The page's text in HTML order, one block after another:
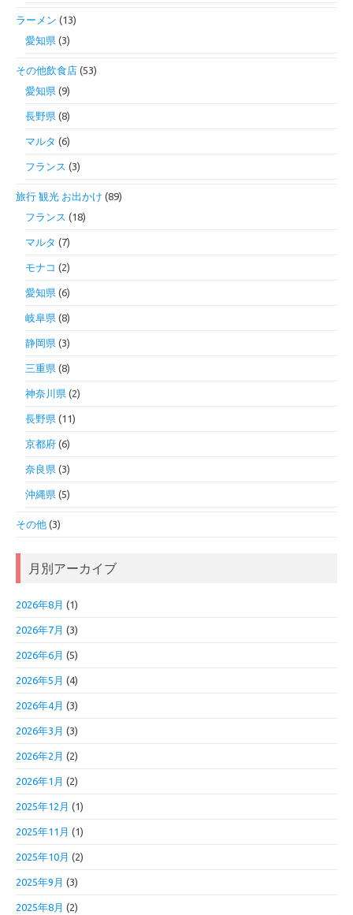
ラーメン (13)
愛知県 (3)
その他飲食店 (53)
愛知県 (9)
長野県 (8)
マルタ (6)
フランス (3)
旅行 観光 お出かけ (89)
フランス (18)
マルタ (7)
モナコ (2)
愛知県 (6)
岐阜県 (8)
静岡県 (3)
三重県 (8)
神奈川県 (2)
長野県 (11)
京都府 (6)
奈良県 (3)
沖縄県 (5)
その他 (3)
月別アーカイブ
2026年8月 (1)
2026年7月 (3)
2026年6月 (5)
2026年5月 (4)
2026年4月 (3)
2026年3月 (3)
2026年2月 (2)
2026年1月 (2)
2025年12月 (1)
2025年11月 (1)
2025年10月 (2)
2025年9月 (3)
2025年8月 (2)